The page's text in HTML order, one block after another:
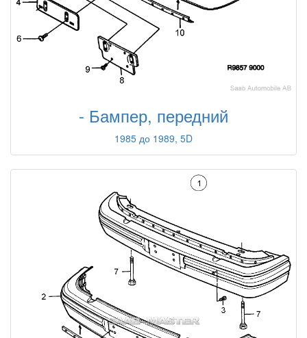
- Бампер, передний
1985 до 1989, 5D